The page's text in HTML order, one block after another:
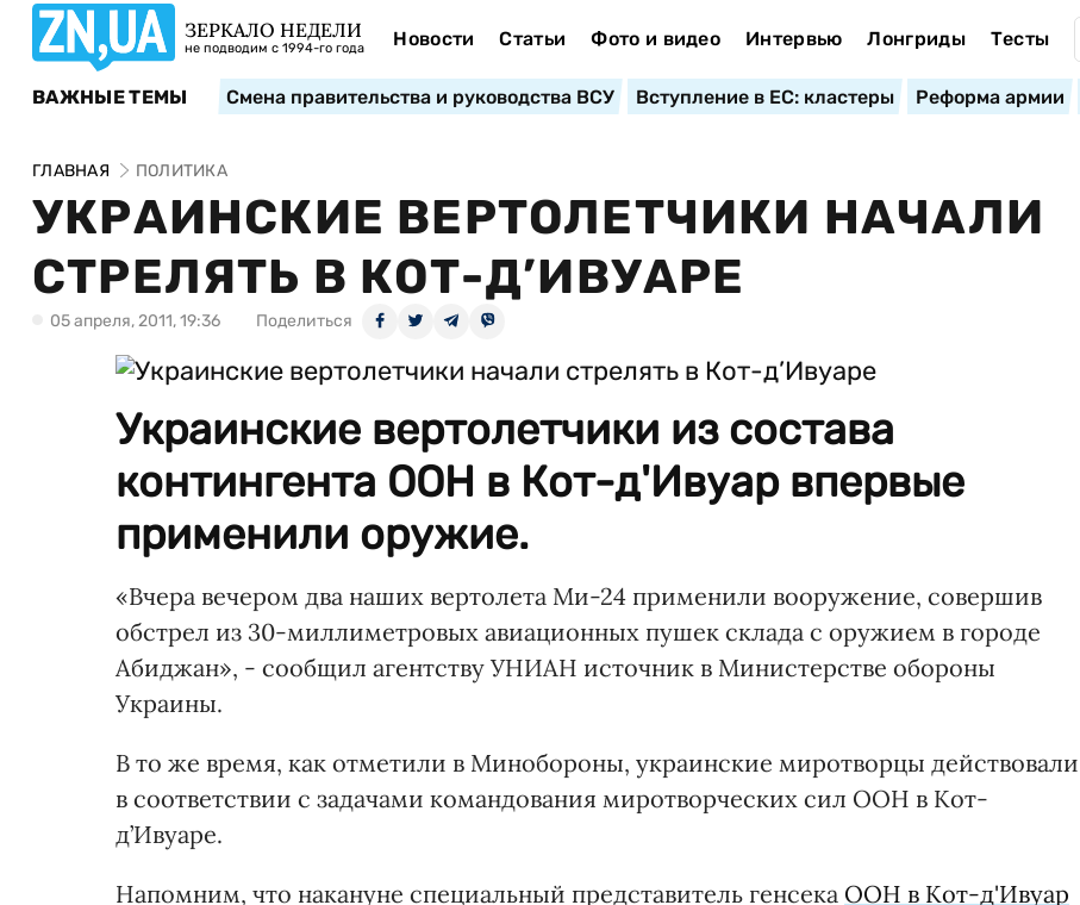
ЗЕРКАЛО НЕДЕЛИ
не подводим с 1994-го года Новости Статьи Фото и видео Интервью Лонгриды Тесты
ВАЖНЫЕ ТЕМЫ Смена правительства и руководства ВСУ Вступление в ЕС: кластеры Реформа армии
ГЛАВНАЯ ПОЛИТИКА
УКРАИНСКИЕ ВЕРТОЛЕТЧИКИ НАЧАЛИ
СТРЕЛЯТЬ В КОТ-Д’ИВУАРЕ
05 апреля, 2011, 19:36 Поделиться
Украинские вертолетчики из состава
контингента ООН в Кот-д'Ивуар впервые
применили оружие.
«Вчера вечером два наших вертолета Ми-24 применили вооружение, совершив
обстрел из 30-миллиметровых авиационных пушек склада с оружием в городе
Абиджан», - сообщил агентству УНИАН источник в Министерстве обороны
Украины.
В то же время, как отметили в Минобороны, украинские миротворцы действовали
в соответствии с задачами командования миротворческих сил ООН в Кот-
д’Ивуаре.
Напомним, что накануне специальный представитель генсека ООН в Кот-д'Ивуар